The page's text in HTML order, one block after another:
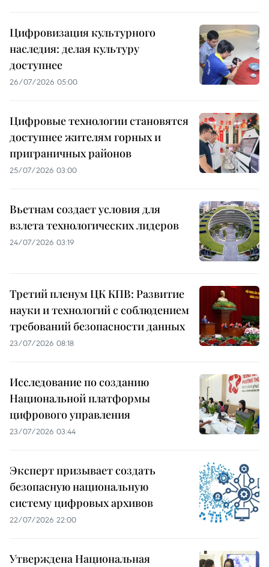
Цифровизация культурного
наследия: делая культуру
доступнее
26/07/2026 05:00
Цифровые технологии становятся
доступнее жителям горных и
приграничных районов
25/07/2026 03:00
Вьетнам создает условия для
взлета технологических лидеров
24/07/2026 03:19
Третий пленум ЦК КПВ: Развитие
науки и технологий с соблюдением
требований безопасности данных
23/07/2026 08:18
Исследование по созданию
Национальной платформы
цифрового управления
23/07/2026 03:44
Эксперт призывает создать
безопасную национальную
систему цифровых архивов
22/07/2026 22:00
Утверждена Национальная